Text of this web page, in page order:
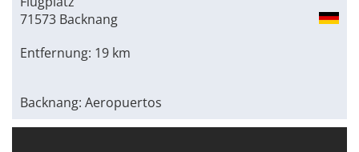
71573 Backnang
Entfernung: 19 km
Backnang: Aeropuertos